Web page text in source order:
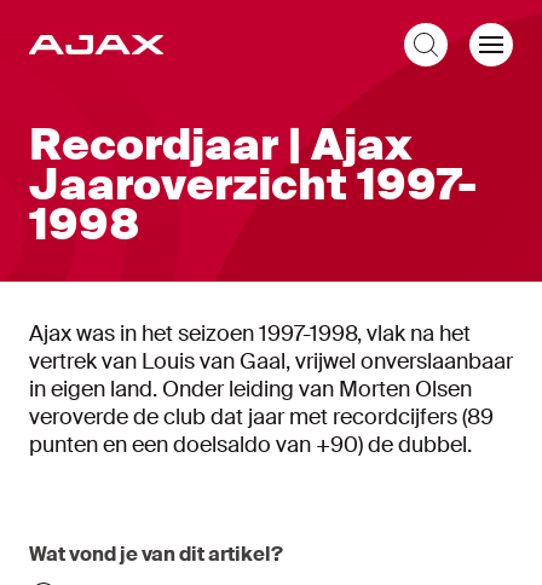
Recordjaar | Ajax
Jaaroverzicht 1997-
1998
Ajax was in het seizoen 1997-1998, vlak na het
vertrek van Louis van Gaal, vrijwel onverslaanbaar
in eigen land. Onder leiding van Morten Olsen
veroverde de club dat jaar met recordcijfers (89
punten en een doelsaldo van +90) de dubbel.
Wat vond je van dit artikel?